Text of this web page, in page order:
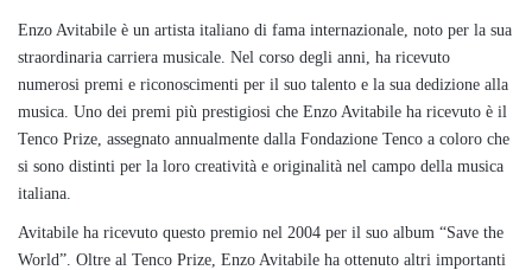
Enzo Avitabile è un artista italiano di fama internazionale, noto per la sua
straordinaria carriera musicale. Nel corso degli anni, ha ricevuto
numerosi premi e riconoscimenti per il suo talento e la sua dedizione alla
musica. Uno dei premi più prestigiosi che Enzo Avitabile ha ricevuto è il
Tenco Prize, assegnato annualmente dalla Fondazione Tenco a coloro che
si sono distinti per la loro creatività e originalità nel campo della musica
italiana.
Avitabile ha ricevuto questo premio nel 2004 per il suo album “Save the
World”. Oltre al Tenco Prize, Enzo Avitabile ha ottenuto altri importanti